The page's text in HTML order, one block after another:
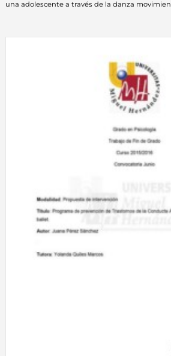
una adolescente a través de la danza